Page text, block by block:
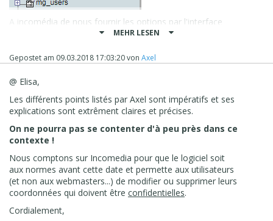
A incomédia de nous fournir les options par l'interface
graphique pour supprimer définitivement les coordonnées
De plus etj'ai déjà signaléque labase de données
en clair.
Là aussi ce n'est pasconforme à la RGPDqui demande
degarantir la sécurité des données à caractère
personnel.... Si le mot de passe n'est pas une
donnée à caractère personnel, faut m'expliquer
ici les mots de passe en clair dans la base !!!!!
MEHR LESEN
Gepostet am 09.03.2018 17:03:20von Axel
@ Elisa,
Les différents points listés par Axel sont impératifs et ses
explications sont extrêment claires et précises.
On ne pourra pas se contenter d'à peu près dans ce
contexte !
Nous comptons sur Incomedia pour que le logiciel soit
aux normes avant cette date et permette aux utilisateurs
(et non aux webmasters...) de modifier ou supprimer leurs
coordonnées qui doivent être confidentielles.
Cordialement,